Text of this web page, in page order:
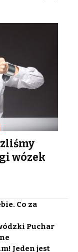
wózek
Co za
Puchar
Jeden jest